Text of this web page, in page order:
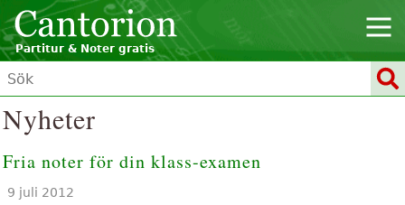
Partitur & Noter gratis
Nyheter
Fria noter för din klass-examen
9 juli 2012